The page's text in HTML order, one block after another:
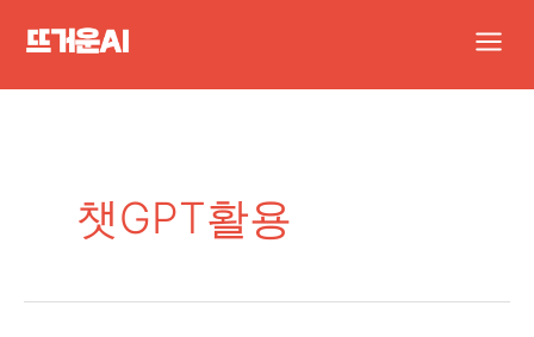
챗GPT활용